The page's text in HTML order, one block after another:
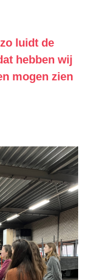
luidt de
hebben wij
mogen zien